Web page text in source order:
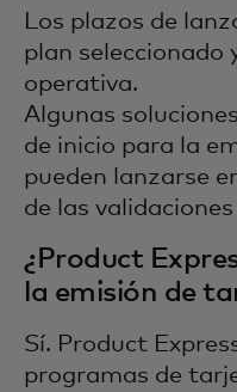
Los plazos de
plan seleccionado
operativa.
Algunas
de inicio para la
pueden lanzarse
de las
¿Product
la emisión de
Sí. Product
programas de